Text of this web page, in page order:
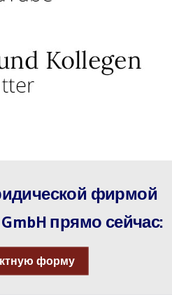
фирмой
GmbH прямо сейчас:
форму